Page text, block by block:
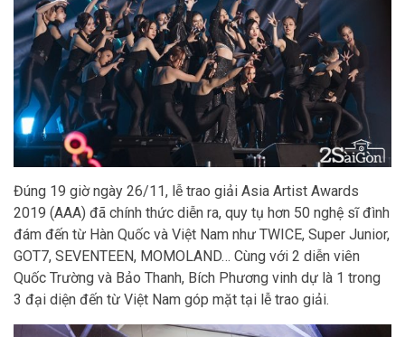
Đúng 19 giờ ngày 26/11, lễ trao giải Asia Artist Awards
2019 (AAA) đã chính thức diễn ra, quy tụ hơn 50 nghệ sĩ đình
đám đến từ Hàn Quốc và Việt Nam như TWICE, Super Junior,
GOT7, SEVENTEEN, MOMOLAND… Cùng với 2 diễn viên
Quốc Trường và Bảo Thanh, Bích Phương vinh dự là 1 trong
3 đại diện đến từ Việt Nam góp mặt tại lễ trao giải.